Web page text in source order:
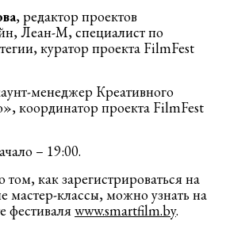
, редактор проектов
Леан-М, специалист по
куратор проекта FilmFest
менеджер Креативного
координатор проекта FilmFest
– 19:00.
как зарегистрироваться на
мастер-классы, можно узнать на
фестиваляwww.smartfilm.by.